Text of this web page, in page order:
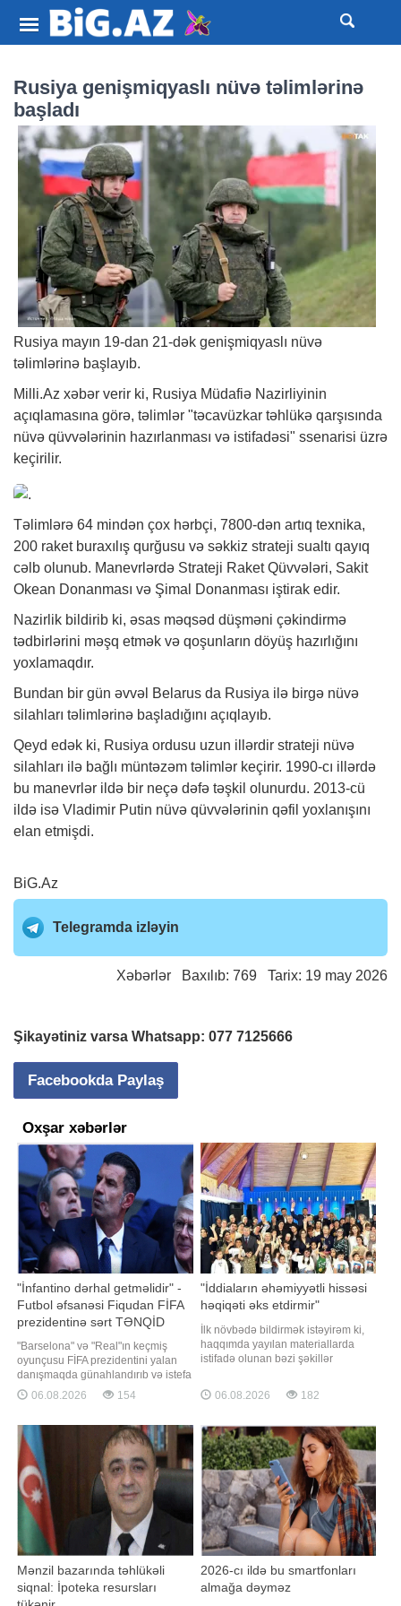
Rusiya genişmiqyaslı nüvə təlimlərinə
başladı
Rusiya mayın 19-dan 21-dək genişmiqyaslı nüvə
təlimlərinə başlayıb.
Milli.Az xəbər verir ki, Rusiya Müdafiə Nazirliyinin
açıqlamasına görə, təlimlər "təcavüzkar təhlükə qarşısında
nüvə qüvvələrinin hazırlanması və istifadəsi" ssenarisi üzrə
keçirilir.
Təlimlərə 64 mindən çox hərbçi, 7800-dən artıq texnika,
200 raket buraxılış qurğusu və səkkiz strateji sualtı qayıq
cəlb olunub. Manevrlərdə Strateji Raket Qüvvələri, Sakit
Okean Donanması və Şimal Donanması iştirak edir.
Nazirlik bildirib ki, əsas məqsəd düşməni çəkindirmə
tədbirlərini məşq etmək və qoşunların döyüş hazırlığını
yoxlamaqdır.
Bundan bir gün əvvəl Belarus da Rusiya ilə birgə nüvə
silahları təlimlərinə başladığını açıqlayıb.
Qeyd edək ki, Rusiya ordusu uzun illərdir strateji nüvə
silahları ilə bağlı müntəzəm təlimlər keçirir. 1990-cı illərdə
bu manevrlər ildə bir neçə dəfə təşkil olunurdu. 2013-cü
ildə isə Vladimir Putin nüvə qüvvələrinin qəfil yoxlanışını
elan etmişdi.
BiG.Az
Telegramda izləyin
Xəbərlər Baxılıb: 769 Tarix: 19 may 2026
Şikayətiniz varsa Whatsapp: 077 7125666
Facebookda Paylaş
Oxşar xəbərlər
"İnfantino dərhal getməlidir" -
Futbol əfsanəsi Fiqudan FİFA
prezidentinə sərt TƏNQİD
"Barselona" və "Real"ın keçmiş
oyunçusu FİFA prezidentini yalan
danışmaqda günahlandırıb və istefa
verməyə çağırıb. -ın xarici mediaya
istinadən xəbərinə görə,
Fiqu FİFA prezidenti Canni
İnfantinonu sərt tənqid edib.
"Barselona" və "Real"ı
06.08.2026 154
"İddiaların əhəmiyyətli hissəsi
həqiqəti əks etdirmir"
İlk növbədə bildirmək istəyirəm ki,
haqqımda yayılan materiallarda
istifadə olunan bəzi şəkillər
görüntülər manipulyasiya edilib və
ictimai rəyi məqsədli şəkildə yanlış
Fikir ayrılığı və tənqid demokratik
cəmiyyətin ayrılmaz hissəsidir
06.08.2026 182
Mənzil bazarında təhlükəli
siqnal: İpoteka resursları
2026-cı ildə bu smartfonları
almağa dəyməz